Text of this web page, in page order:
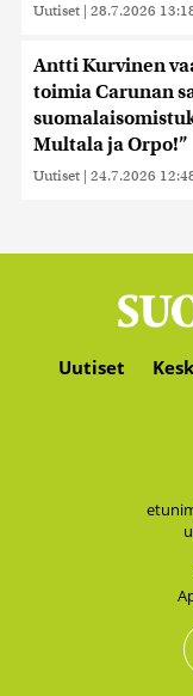
Uutiset | 28.7.2026
Antti Kurvinen
toimia Carunan
Multala ja Orpo!”
Uutiset | 24.7.2026
Uutiset